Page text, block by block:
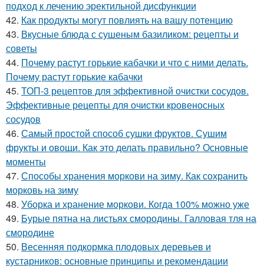
подход к лечению эректильной дисфункции
42. Как продукты могут повлиять на вашу потенцию
43. Вкусные блюда с сушеным базиликом: рецепты и
советы
44. Почему растут горькие кабачки и что с ними делать.
Почему растут горькие кабачки
45. ТОП-3 рецептов для эффективной очистки сосудов.
Эффективные рецепты для очистки кровеносных
сосудов
46. Самый простой способ сушки фруктов. Сушим
фрукты и овощи. Как это делать правильно? Основные
моменты
47. Способы хранения моркови на зиму. Как сохранить
морковь на зиму
48. Уборка и хранение моркови. Когда 100% можно уже
49. Бурые пятна на листьях смородины. Галловая тля на
смородине
50. Весенняя подкормка плодовых деревьев и
кустарников: основные принципы и рекомендации